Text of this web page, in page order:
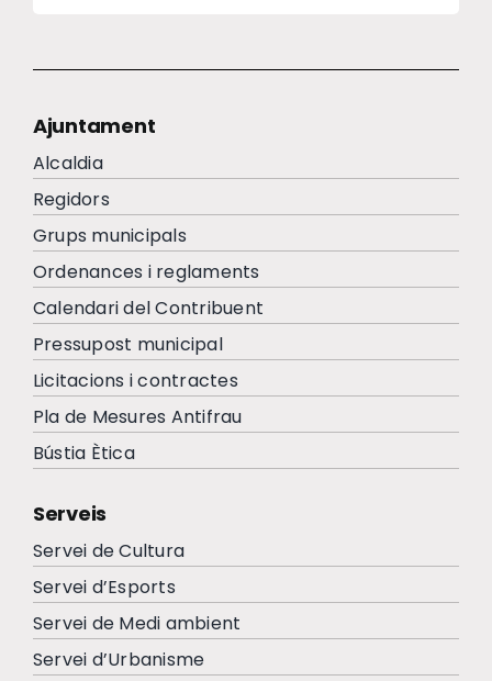
Ajuntament
Alcaldia
Regidors
Grups municipals
Ordenances i reglaments
Calendari del Contribuent
Pressupost municipal
Licitacions i contractes
Pla de Mesures Antifrau
Bústia Ètica
Serveis
Servei de Cultura
Servei d’Esports
Servei de Medi ambient
Servei d’Urbanisme